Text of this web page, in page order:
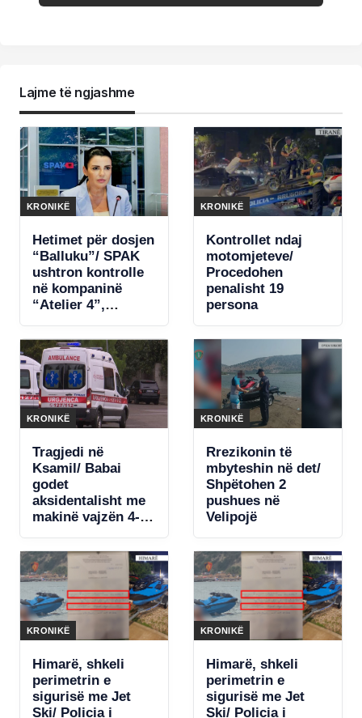
Lajme të ngjashme
KRONIKË
Hetimet për dosjen
“Balluku”/ SPAK
ushtron kontrolle
në kompaninë
“Atelier 4”,
projekti i arredimit
të vilës luksoze të
ish-
zv/kryeministres
KRONIKË
Kontrollet ndaj
motomjeteve/
Procedohen
penalisht 19
persona
KRONIKË
Tragjedi në
Ksamil/ Babai
godet
aksidentalisht me
makinë vajzën 4-
ndërron jetë
KRONIKË
Rrezikonin të
mbyteshin në det/
Shpëtohen 2
pushues në
Velipojë
KRONIKË
Himarë, shkeli
perimetrin e
sigurisë me Jet
Ski/ Policia i
KRONIKË
Himarë, shkeli
perimetrin e
sigurisë me Jet
Ski/ Policia i